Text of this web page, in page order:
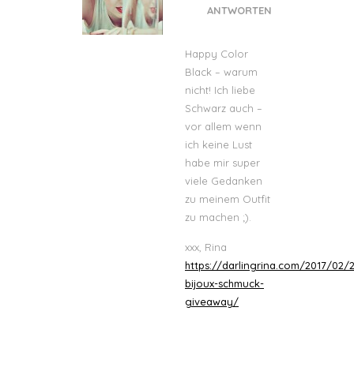
ANTWORTEN
Happy Color
Black – warum
nicht! Ich liebe
Schwarz auch –
vor allem wenn
ich keine Lust
habe mir super
viele Gedanken
zu meinem Outfit
zu machen ;).
xxx, Rina
https://darlingrina.com/2017/02/
bijoux-schmuck-
giveaway/